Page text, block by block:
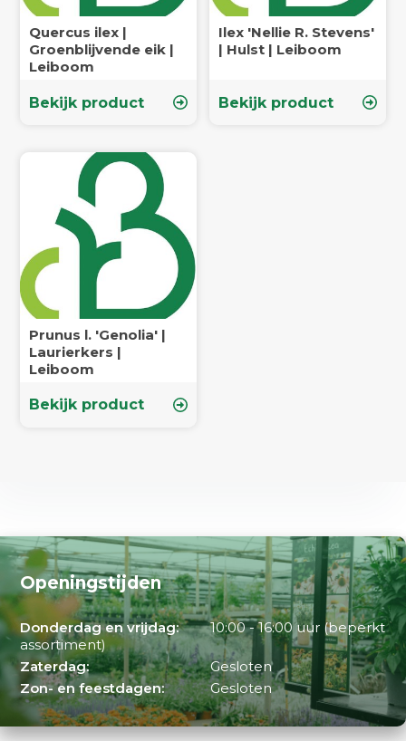
Quercus ilex |
Groenblijvende eik |
Leiboom
Bekijk product
Ilex 'Nellie R. Stevens'
| Hulst | Leiboom
Bekijk product
Prunus l. 'Genolia' |
Laurierkers |
Leiboom
Bekijk product
Openingstijden
Donderdag en vrijdag:
10:00 - 16:00 uur (beperkt
assortiment)
Zaterdag:
Gesloten
Zon- en feestdagen:
Gesloten